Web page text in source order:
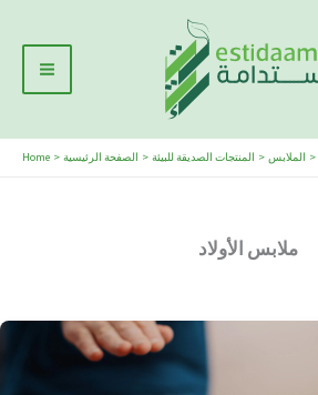
contentMenu
Home الصفحة الرئيسية المنتجات الصديقة للبيئة الملابس
ملابس الأولاد